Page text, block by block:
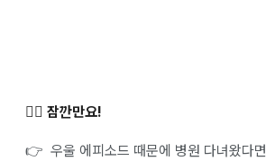
✋🏻 잠깐만요!
👉 우울 에피소드 때문에 병원 다녀왔다면